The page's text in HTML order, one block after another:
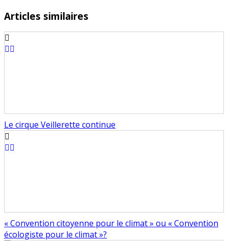
Articles similaires
Le cirque Veillerette continue
« Convention citoyenne pour le climat » ou « Convention
écologiste pour le climat »?